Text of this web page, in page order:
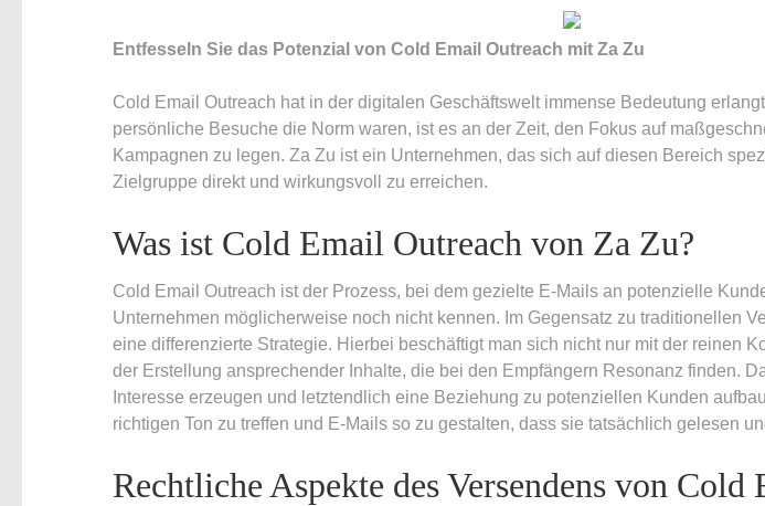
Entfesseln Sie das Potenzial von Cold Email Outreach mit Za Zu
Cold Email Outreach hat in der digitalen Geschäftswelt immense Bedeutung
persönliche Besuche die Norm waren, ist es an der Zeit, den Fokus auf
Kampagnen zu legen. Za Zu ist ein Unternehmen, das sich auf diesen Bereich
Zielgruppe direkt und wirkungsvoll zu erreichen.
Was ist Cold Email Outreach von Za Zu?
Cold Email Outreach ist der Prozess, bei dem gezielte E-Mails an potenzielle
Unternehmen möglicherweise noch nicht kennen. Im Gegensatz zu traditionellen
eine differenzierte Strategie. Hierbei beschäftigt man sich nicht nur mit der reinen
der Erstellung ansprechender Inhalte, die bei den Empfängern Resonanz finden.
Interesse erzeugen und letztendlich eine Beziehung zu potenziellen Kunden
richtigen Ton zu treffen und E-Mails so zu gestalten, dass sie tatsächlich gelesen
Rechtliche Aspekte des Versendens von Cold